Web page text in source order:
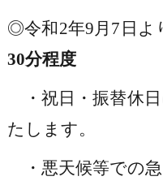
◎令和2年9月7日よ
30分程度
・祝日・振替休
たします。
・悪天候等での